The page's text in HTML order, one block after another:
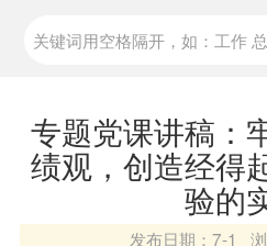
专题党课讲稿：
绩观，创造经得
验的
发布日期： 7-1 浏